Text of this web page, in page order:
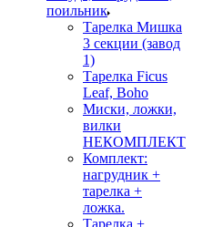
поильник
Тарелка Мишка
3 секции (завод
1)
Тарелка Ficus
Leaf, Boho
Миски, ложки,
вилки
НЕКОМПЛЕКТ
Комплект:
нагрудник +
тарелка +
ложка.
Тарелка +